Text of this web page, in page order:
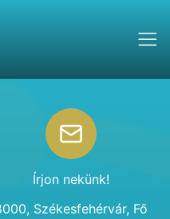
Írjon nekünk!
Székesfehérvár, Fő